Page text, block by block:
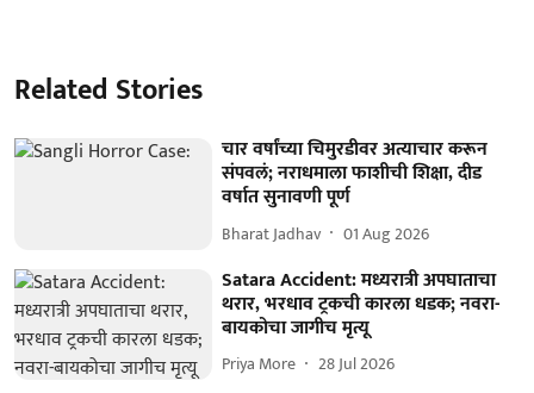
Related Stories
चार वर्षांच्या चिमुरडीवर अत्याचार करून
संपवलं; नराधमाला फाशीची शिक्षा, दीड
वर्षात सुनावणी पूर्ण
Bharat Jadhav 01 Aug 2026
Satara Accident: मध्यरात्री अपघाताचा
थरार, भरधाव ट्रकची कारला धडक; नवरा-
बायकोचा जागीच मृत्यू
Priya More 28 Jul 2026